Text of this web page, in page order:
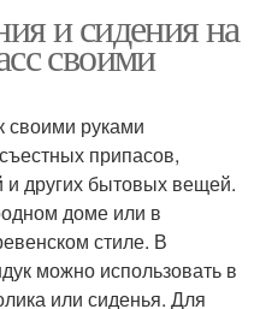
и сидения на
своими
своими руками
припасов,
и других бытовых вещей.
доме или в
стиле. В
можно использовать в
или сиденья. Для